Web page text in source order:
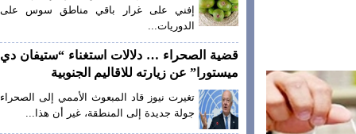
إفني على غرار باقي مناطق سوس على
الدوريات...
قضية الصحراء … دلالات استغناء “ستيفان دي
ميستورا” عن زيارته للاقاليم الجنوبية
تغيرت نيوز قاد المبعوث الأممي إلى الصحراء
جولة جديدة إلى المنطقة، غير أن هذا...